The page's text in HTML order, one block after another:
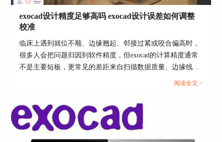
exocad设计精度足够高吗 exocad设计误差如何调整
校准
临床上遇到就位不顺、边缘翘起、邻接过紧或咬合偏高时，
很多人会把问题归因到软件精度，但exocad的计算精度通常
不是主要短板，更常见的差距来自扫描数据质量、边缘线可
解释性、参数模板口径以及加工补偿是否一致。把误差拆到
试戴阶段更稳定。...
阅读全文 >